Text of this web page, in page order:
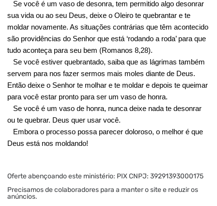
Se você é um vaso de desonra, tem permitido algo desonrar
sua vida ou ao seu Deus, deixe o Oleiro te quebrantar e te
moldar novamente. As situações contrárias que têm acontecido
são providências do Senhor que está ‘rodando a roda’ para que
tudo aconteça para seu bem (Romanos 8,28).
Se você estiver quebrantado, saiba que as lágrimas também
servem para nos fazer sermos mais moles diante de Deus.
Então deixe o Senhor te molhar e te moldar e depois te queimar
para você estar pronto para ser um vaso de honra.
Se você é um vaso de honra, nunca deixe nada te desonrar
ou te quebrar. Deus quer usar você.
Embora o processo possa parecer doloroso, o melhor é que
Deus está nos moldando!
Oferte abençoando este ministério: PIX CNPJ: 39291393000175
Precisamos de colaboradores para a manter o site e reduzir os
anúncios.